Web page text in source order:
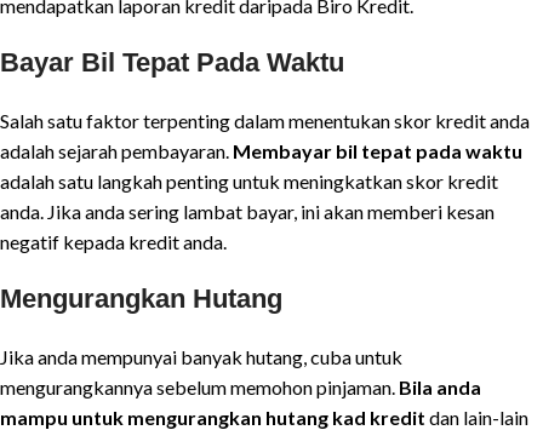
mendapatkan laporan kredit daripada Biro Kredit.
Bayar Bil Tepat Pada Waktu
Salah satu faktor terpenting dalam menentukan skor kredit anda
adalah sejarah pembayaran. Membayar bil tepat pada waktu
adalah satu langkah penting untuk meningkatkan skor kredit
anda. Jika anda sering lambat bayar, ini akan memberi kesan
negatif kepada kredit anda.
Mengurangkan Hutang
Jika anda mempunyai banyak hutang, cuba untuk
mengurangkannya sebelum memohon pinjaman. Bila anda
mampu untuk mengurangkan hutang kad kredit dan lain-lain